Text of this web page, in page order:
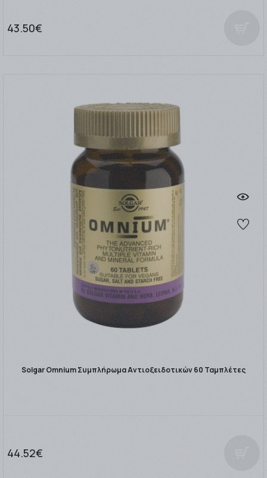
43.50€
Solgar Omnium Συμπλήρωμα Αντιοξειδοτικών 60 Ταμπλέτες
44.52€